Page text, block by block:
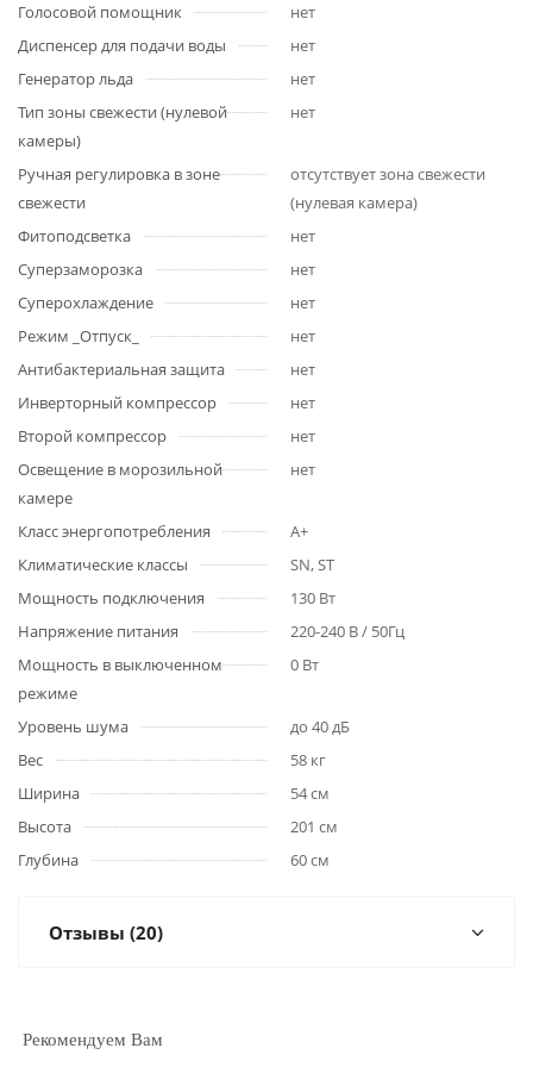
Голосовой помощник
нет
Диспенсер для подачи воды
нет
Генератор льда
нет
Тип зоны свежести (нулевой
камеры)
нет
Ручная регулировка в зоне
свежести
отсутствует зона свежести
(нулевая камера)
Фитоподсветка
нет
Суперзаморозка
нет
Суперохлаждение
нет
Режим _Отпуск_
нет
Антибактериальная защита
нет
Инверторный компрессор
нет
Второй компрессор
нет
Освещение в морозильной
камере
нет
Класс энергопотребления
A+
Климатические классы
SN, ST
Мощность подключения
130 Вт
Напряжение питания
220-240 В / 50Гц
Мощность в выключенном
режиме
0 Вт
Уровень шума
до 40 дБ
Вес
58 кг
Ширина
54 см
Высота
201 см
Глубина
60 см
Отзывы (20)
Рекомендуем Вам